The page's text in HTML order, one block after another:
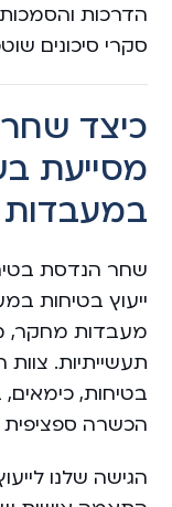
הדרכות והסמכות,
סקרי סיכונים
כיצד
מסייעת
במעבדות
שחר הנדסת
ייעוץ בטיחות
מעבדות מחקר,
תעשייתיות.
בטיחות, כימאים,
הכשרה
הגישה שלנו